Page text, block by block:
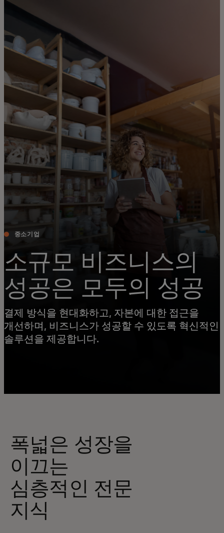
개인을 위한 서비스
기업을 위한 서비스
전 세계를 위한
혁신가를 위한 서비스
뉴스 및 트렌드
중소기업
소규모 비즈니스의
성공은 모두의 성공
결제 방식을 현대화하고, 자본에 대한 접근을
개선하며, 비즈니스가 성공할 수 있도록 혁신적인
솔루션을 제공합니다.
폭넓은 성장을
이끄는
심층적인 전문
지식